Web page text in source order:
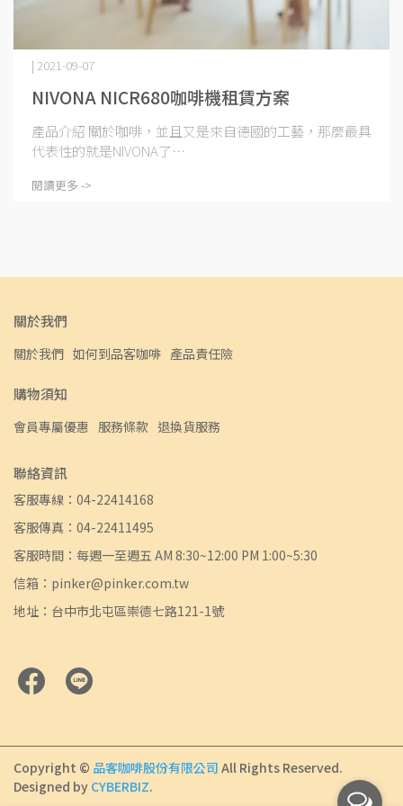
NIVONA NICR680咖啡機租賃方案
| 2021-09-07
產品介紹 關於咖啡，並且又是來自德國的工藝，那麼最具
代表性的就是NIVONA了⋯
閱讀更多 ->
關於我們
關於我們 如何到品客咖啡 產品責任險
購物須知
會員專屬優惠 服務條款 退換貨服務
聯絡資訊
客服專線：04-22414168
客服傳真：04-22411495
客服時間：每週一至週五 AM 8:30~12:00 PM 1:00~5:30
信箱：pinker@pinker.com.tw
地址：台中市北屯區崇德七路121-1號
Copyright © 品客咖啡股份有限公司 All Rights Reserved.
Designed by CYBERBIZ.